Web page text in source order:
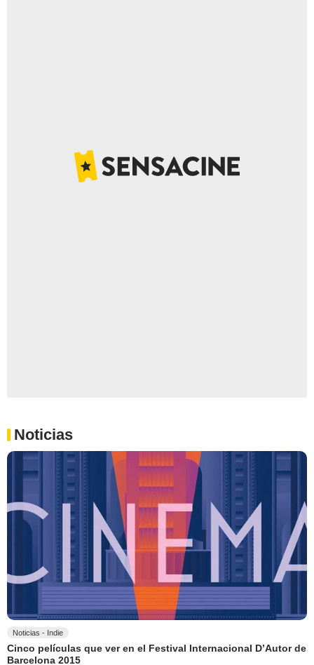
Noticias
Noticias - Indie
Cinco películas que ver en el Festival Internacional D’Autor de
Barcelona 2015